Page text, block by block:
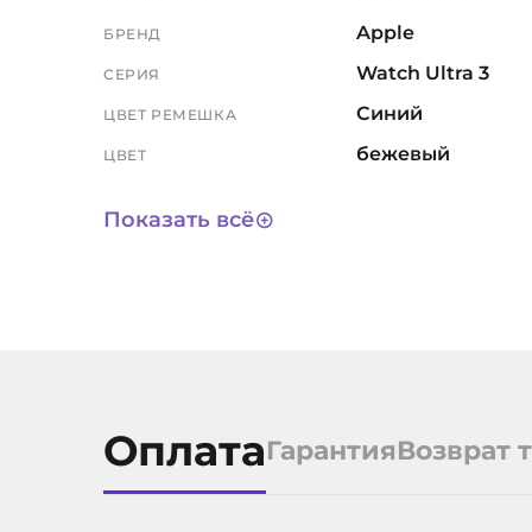
БРЕНД Apple
СЕРИЯ Watch Ultra 3
ЦВЕТ РЕМЕШКА Синий
ЦВЕТ бежевый
Показать всё
ОплатаГарантияВозврат